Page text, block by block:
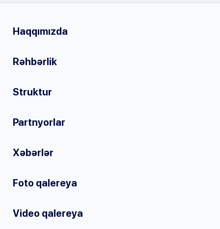
Haqqımızda
Rəhbərlik
Struktur
Partnyorlar
Xəbərlər
Foto qalereya
Video qalereya